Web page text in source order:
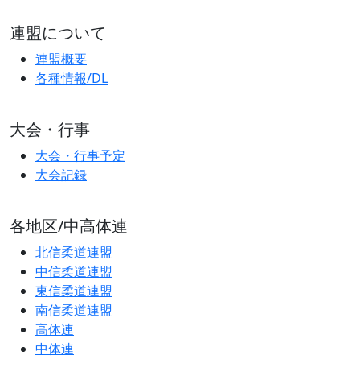
連盟について
連盟概要
各種情報/DL
大会・行事
大会・行事予定
大会記録
各地区/中高体連
北信柔道連盟
中信柔道連盟
東信柔道連盟
南信柔道連盟
高体連
中体連